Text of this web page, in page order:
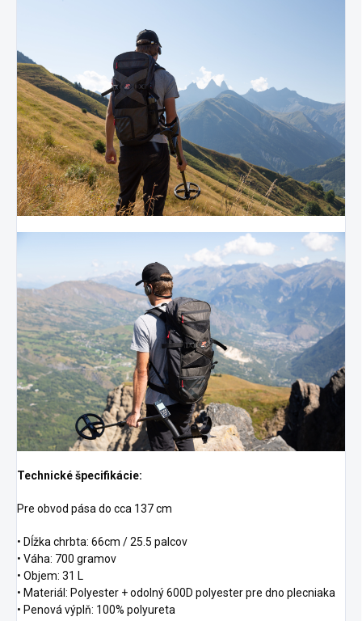
Technické špecifikácie:
Pre obvod pása do cca 137 cm
• Dĺžka chrbta: 66cm / 25.5 palcov
• Váha: 700 gramov
• Objem: 31 L
• Materiál: Polyester + odolný 600D polyester pre dno plecniaka
• Penová výplň: 100% polyureta